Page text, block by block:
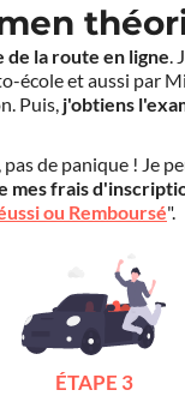
de la route en ligne.
école et aussi par
Puis, j'obtiens
pas de panique ! Je
mes frais
ou Remboursé".
ÉTAPE 3